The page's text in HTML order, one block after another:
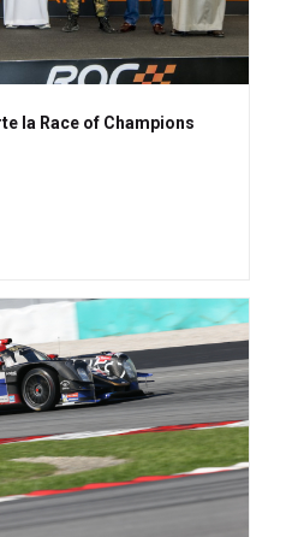
la Race of Champions